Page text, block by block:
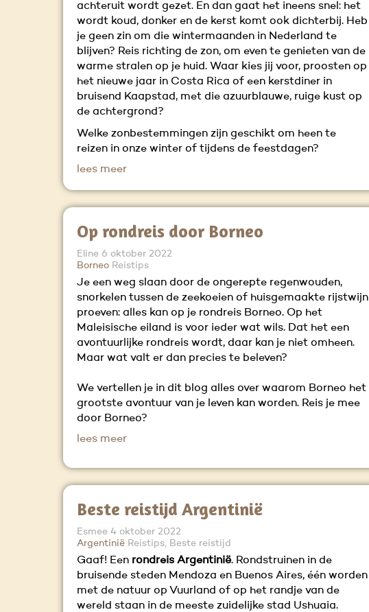
achteruit wordt gezet. En dan gaat het ineens snel: het
wordt koud, donker en de kerst komt ook dichterbij. Heb
je geen zin om die wintermaanden in Nederland te
blijven? Reis richting de zon, om even te genieten van de
warme stralen op je huid. Waar kies jij voor, proosten op
het nieuwe jaar in Costa Rica of een kerstdiner in
bruisend Kaapstad, met die azuurblauwe, ruige kust op
de achtergrond?
Welke zonbestemmingen zijn geschikt om heen te
reizen in onze winter of tijdens de feestdagen?
lees meer
Op rondreis door Borneo
Eline 6 oktober 2022
Borneo Reistips
Je een weg slaan door de ongerepte regenwouden,
snorkelen tussen de zeekoeien of huisgemaakte rijstwijn
proeven: alles kan op je rondreis Borneo. Op het
Maleisische eiland is voor ieder wat wils. Dat het een
avontuurlijke rondreis wordt, daar kan je niet omheen.
Maar wat valt er dan precies te beleven?
We vertellen je in dit blog alles over waarom Borneo het
grootste avontuur van je leven kan worden. Reis je mee
door Borneo?
lees meer
Beste reistijd Argentinië
Esmee 4 oktober 2022
Argentinië Reistips, Beste reistijd
Gaaf! Een rondreis Argentinië. Rondstruinen in de
bruisende steden Mendoza en Buenos Aires, één worden
met de natuur op Vuurland of op het randje van de
wereld staan in de meeste zuidelijke stad Ushuaia.